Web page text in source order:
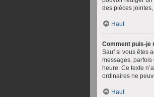
des pièces jointes,
Haut
Comment puis-je
Sauf si vous êtes
messages,
heure. Ce texte
ordinaires ne
Haut